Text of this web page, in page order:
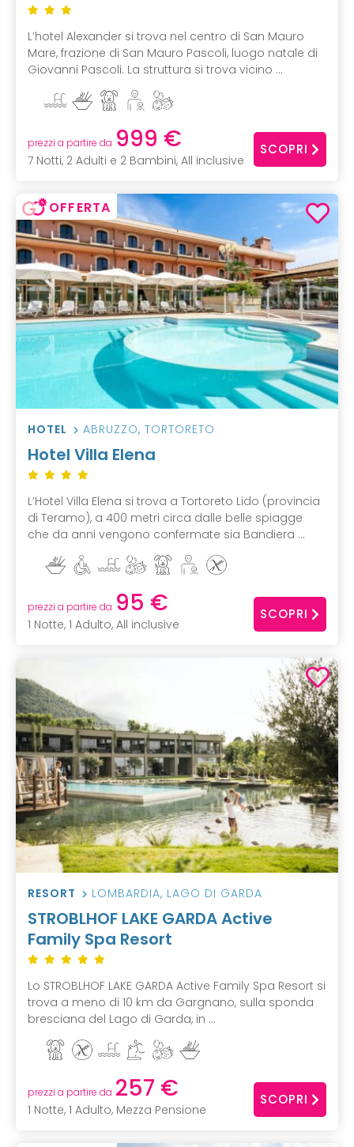
L’hotel Alexander si trova nel centro di San Mauro
Mare, frazione di San Mauro Pascoli, luogo natale di
Giovanni Pascoli. La struttura si trova vicino ...
prezzi a partire da 999 €
7 Notti, 2 Adulti e 2 Bambini, All inclusive
SCOPRI
OFFERTA
HOTEL ABRUZZO, TORTORETO
Hotel Villa Elena
L’Hotel Villa Elena si trova a Tortoreto Lido (provincia
di Teramo), a 400 metri circa dalle belle spiagge
che da anni vengono confermate sia Bandiera ...
prezzi a partire da 95 €
1 Notte, 1 Adulto, All inclusive
SCOPRI
RESORT LOMBARDIA, LAGO DI GARDA
STROBLHOF LAKE GARDA Active
Family Spa Resort
Lo STROBLHOF LAKE GARDA Active Family Spa Resort si
trova a meno di 10 km da Gargnano, sulla sponda
bresciana del Lago di Garda, in ...
prezzi a partire da 257 €
1 Notte, 1 Adulto, Mezza Pensione
SCOPRI